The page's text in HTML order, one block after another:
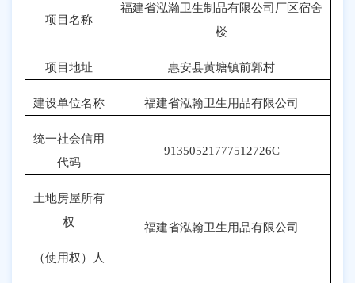
项目名称
福建省泓瀚卫生制品有限公司厂区宿舍
楼
项目地址 惠安县黄塘镇前郭村
建设单位名称 福建省泓翰卫生用品有限公司
统一社会信用
代码
91350521777512726C
土地房屋所有
权
（使用权）人
福建省泓翰卫生用品有限公司